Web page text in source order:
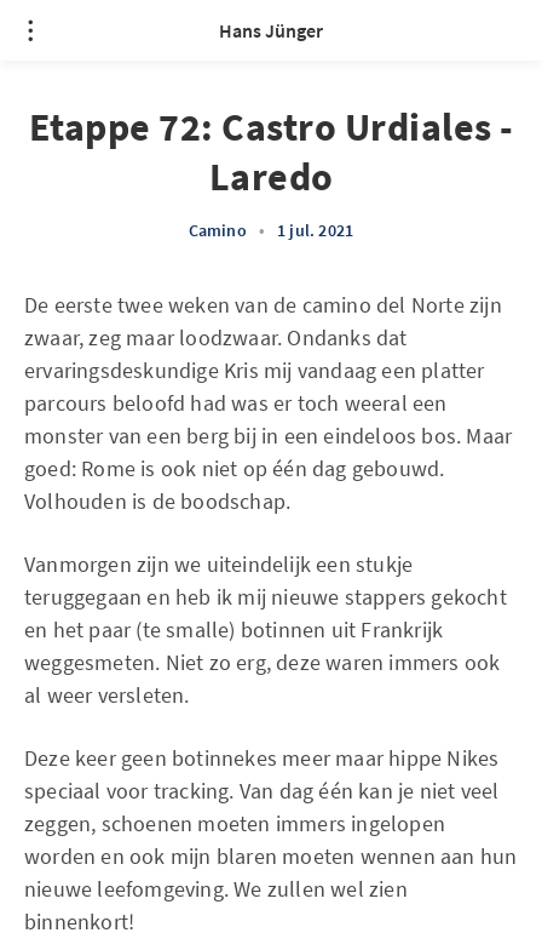
Hans Jünger
Etappe 72: Castro Urdiales -
Laredo
Camino • 1 jul. 2021
De eerste twee weken van de camino del Norte zijn
zwaar, zeg maar loodzwaar. Ondanks dat
ervaringsdeskundige Kris mij vandaag een platter
parcours beloofd had was er toch weeral een
monster van een berg bij in een eindeloos bos. Maar
goed: Rome is ook niet op één dag gebouwd.
Volhouden is de boodschap.
Vanmorgen zijn we uiteindelijk een stukje
teruggegaan en heb ik mij nieuwe stappers gekocht
en het paar (te smalle) botinnen uit Frankrijk
weggesmeten. Niet zo erg, deze waren immers ook
al weer versleten.
Deze keer geen botinnekes meer maar hippe Nikes
speciaal voor tracking. Van dag één kan je niet veel
zeggen, schoenen moeten immers ingelopen
worden en ook mijn blaren moeten wennen aan hun
nieuwe leefomgeving. We zullen wel zien
binnenkort!